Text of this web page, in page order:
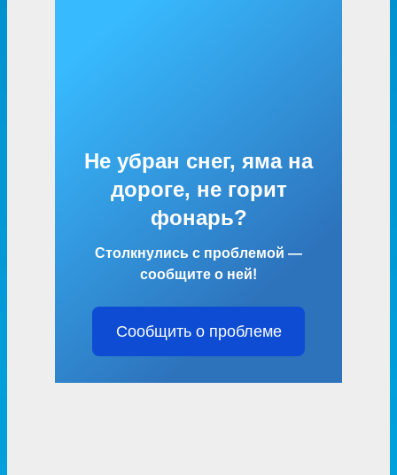
Не убран снег, яма на
дороге, не горит
фонарь?
Столкнулись с проблемой —
сообщите о ней!
Сообщить о проблеме